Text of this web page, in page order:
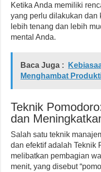
Ketika Anda memiliki
yang perlu dilakukan dan
lebih tenang dan lebih
mental Anda.
Baca Juga :
Menghambat
Teknik
dan
Salah satu teknik
dan efektif adalah Teknik
melibatkan pembagian
menit, yang disebut